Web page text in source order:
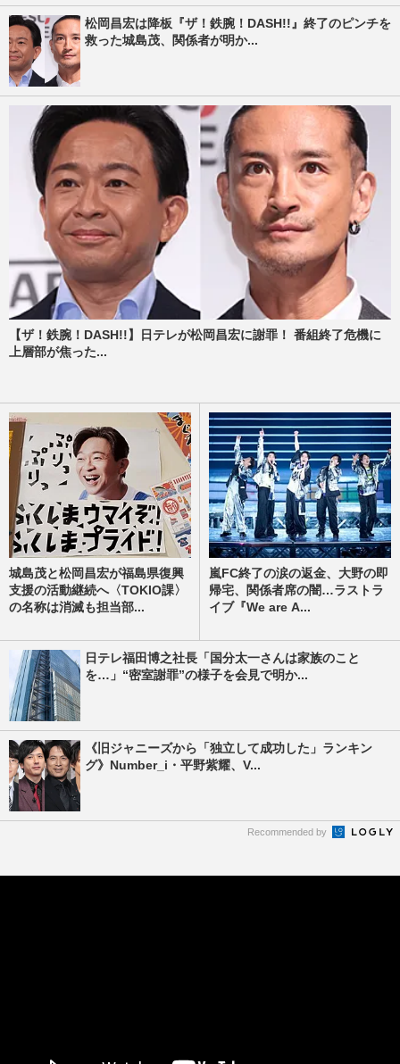
松岡昌宏は降板『ザ！鉄腕！DASH!!』終了のピンチを
救った城島茂、関係者が明か...
【ザ！鉄腕！DASH!!】日テレが松岡昌宏に謝罪！ 番組終了危機に
上層部が焦った...
城島茂と松岡昌宏が福島県復興
支援の活動継続へ〈TOKIO課〉
の名称は消滅も担当部...
嵐FC終了の涙の返金、大野の即
帰宅、関係者席の闇…ラストラ
イブ『We are A...
日テレ福田博之社長「国分太一さんは家族のこと
を…」“密室謝罪”の様子を会見で明か...
《旧ジャニーズから「独立して成功した」ランキン
グ》Number_i・平野紫耀、V...
Recommended by